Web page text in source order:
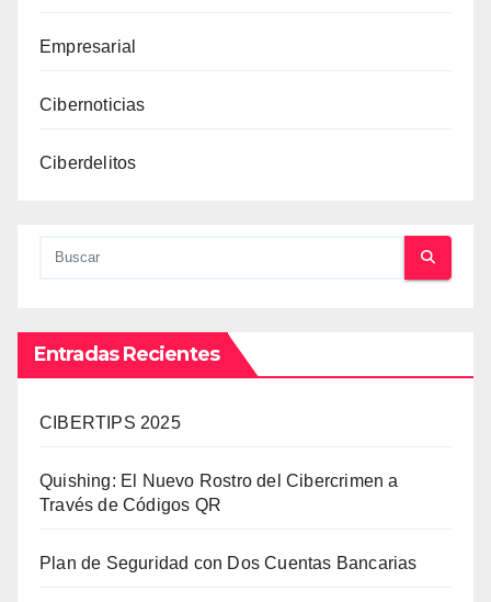
Empresarial
Cibernoticias
Ciberdelitos
Entradas Recientes
CIBERTIPS 2025
Quishing: El Nuevo Rostro del Cibercrimen a
Través de Códigos QR
Plan de Seguridad con Dos Cuentas Bancarias